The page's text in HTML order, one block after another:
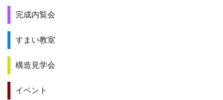
完成内覧会
すまい教室
構造見学会
イベント